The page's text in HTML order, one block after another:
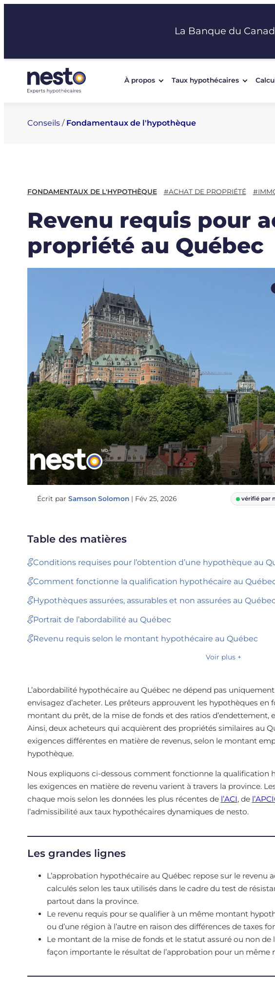
La Banque du
À propos Taux hypothécaires
Conseils/ Fondamentaux de l'hypothèque
FONDAMENTAUX DE L'HYPOTHÈQUE #ACHAT DE PROPRIÉTÉ
Revenu requis pour
propriété au Québec
Écrit par Samson Solomon | Fév 25, 2026 vérifié par
Table des matières
Conditions requises pour l’obtention d’une hypothèque au
Comment fonctionne la qualification hypothécaire au
Hypothèques assurées, assurables et non assurées au
Portrait de l’abordabilité au Québec
Revenu requis selon le montant hypothécaire au Québec
Voir plus +
L’abordabilité hypothécaire au Québec ne dépend pas
envisagez d’acheter. Les prêteurs approuvent les hypothèques
montant du prêt, de la mise de fonds et des ratios
Ainsi, deux acheteurs qui acquièrent des propriétés similaires au
exigences différentes en matière de revenus, selon le montant
hypothèque.
Nous expliquons ci-dessous comment fonctionne la qualification
les exigences en matière de revenu varient à travers la province.
chaque mois selon les données les plus récentes de l’ACI, de
l’admissibilité aux taux hypothécaires dynamiques de nesto.
Les grandes lignes
L’approbation hypothécaire au Québec repose sur le revenu
calculés selon les taux utilisés dans le cadre du test de
partout dans la province.
Le revenu requis pour se qualifier à un même montant
ou d’une région à l’autre en raison des différences de taxes
Le montant de la mise de fonds et le statut assuré ou non de
façon importante le résultat de l’approbation pour un même